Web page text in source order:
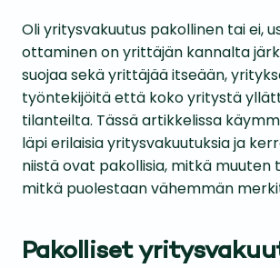
Oli yritysvakuutus pakollinen tai ei,
ottaminen on yrittäjän kannalta
suojaa sekä yrittäjää itseään,
työntekijöitä että koko yritystä
tilanteilta. Tässä artikkelissa
läpi erilaisia yritysvakuutuksia ja
niistä ovat pakollisia, mitkä muuten
mitkä puolestaan vähemmän
Pakolliset